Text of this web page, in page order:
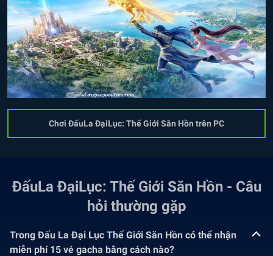
Chơi ĐấuLa ĐạiLục: Thế Giới Săn Hồn trên PC
ĐấuLa ĐạiLục: Thế Giới Săn Hồn - Câu
hỏi thường gặp
Trong Đấu La Đại Lục Thế Giới Săn Hồn có thể nhận
miễn phí 15 vé gacha bằng cách nào?